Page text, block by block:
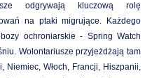
odgrywają kluczową rolę
na ptaki migrujące. Każdego
ochroniarskie - Spring Watch
Wolontariusze przyjeżdżają tam
Niemiec, Włoch, Francji, Hiszpanii,